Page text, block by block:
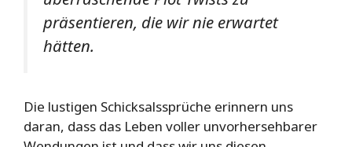
präsentieren, die wir nie erwartet
hätten.
Die lustigen Schicksalssprüche erinnern uns
daran, dass das Leben voller unvorhersehbarer